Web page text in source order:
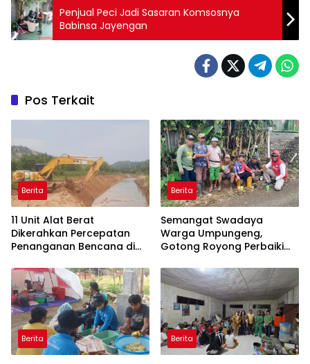
Penjual Peci Jadi Sasaran Komsosnya
Babinsa Jayengan
Pos Terkait
Berita
11 Unit Alat Berat
Dikerahkan Percepatan
Penanganan Bencana di
Kecamatan Tukka
Berita
Semangat Swadaya
Warga Umpungeng,
Gotong Royong Perbaiki
Berita Berita